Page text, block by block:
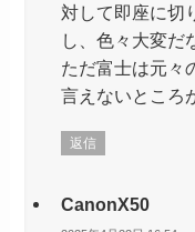
対して即座に切
し、色々大変だ
ただ富士は元々
言えないところ
返信
CanonX50